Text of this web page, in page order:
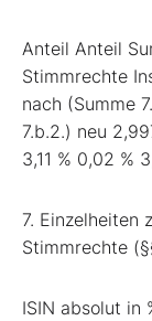
Anteil Anteil
Stimmrechte
nach (Summe
7.b.2.) neu
3,11 % 0,02 %
7. Einzelheiten
Stimmrechte
ISIN absolut in